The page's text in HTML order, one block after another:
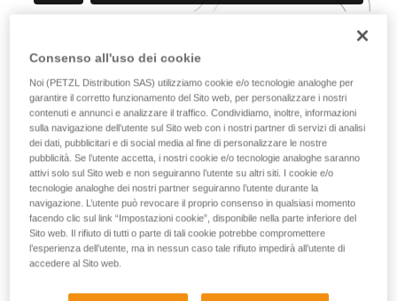
che qualsiasi bloccaggio all’apparecchio,
o alla camma, annulla il bloccaggio della
corda. Ecco perché è obbligatorio non
tenere l’apparecchio completamente in
mano, non tenere il pollice sempre sulla
camma, non bloccare la camma...
Difficile fare un elenco esaustivo di tutte le tecniche errate.
Ecco alcune illustrazioni:
Consenso all'uso dei cookie
Noi (PETZL Distribution SAS) utilizziamo cookie e/o tecnologie analoghe per
garantire il corretto funzionamento del Sito web, per personalizzare i nostri
contenuti e annunci e analizzare il traffico. Condividiamo, inoltre, informazioni
sulla navigazione dell’utente sul Sito web con i nostri partner di servizi di analisi
dei dati, pubblicitari e di social media al fine di personalizzare le nostre
pubblicità. Se l’utente accetta, i nostri cookie e/o tecnologie analoghe saranno
attivi solo sul Sito web e non seguiranno l’utente su altri siti. I cookie e/o
tecnologie analoghe dei nostri partner seguiranno l’utente durante la
navigazione. L’utente può revocare il proprio consenso in qualsiasi momento
facendo clic sul link “Impostazioni cookie”, disponibile nella parte inferiore del
Sito web. Il rifiuto di tutti o parte di tali cookie potrebbe compromettere
l’esperienza dell’utente, ma in nessun caso tale rifiuto impedirà all’utente di
accedere al Sito web.